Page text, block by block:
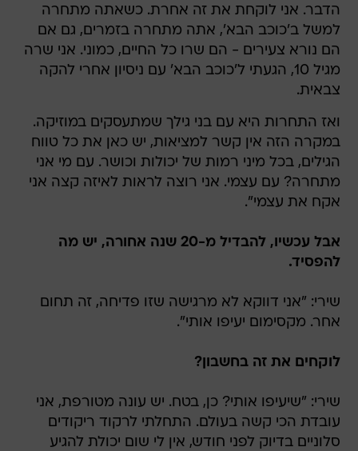
הדבר. אני לוקחת את זה אחרת. כשאתה מתחרה
למשל ב'כוכב הבא', אתה מתחרה בזמרים, גם אם
הם נורא צעירים - הם שרו כל החיים, כמוני. אני שרה
מגיל 10, הגעתי ל'כוכב הבא' עם ניסיון אחרי להקה
צבאית.
ואז התחרות היא עם בני גילך שמתעסקים במוזיקה.
במקרה הזה אין קשר למציאות, יש כאן את כל טווח
הגילים, בכל מיני רמות של יכולות וכושר. עם מי אני
מתחרה? עם עצמי. אני רוצה לראות לאיזה קצה אני
אקח את עצמי".
אבל עכשיו, להבדיל מ-20 שנה אחורה, יש מה
להפסיד.
שירי: "אני דווקא לא מרגישה שזו פדיחה, זה תחום
אחר. מקסימום יעיפו אותי".
לוקחים את זה בחשבון?
שירי: "שיעיפו אותי? כן, בטח. יש עונה מטורפת, אני
עובדת הכי קשה בעולם. התחלתי לרקוד ריקודים
סלוניים בדיוק לפני חודש, אין לי שום יכולת להגיע